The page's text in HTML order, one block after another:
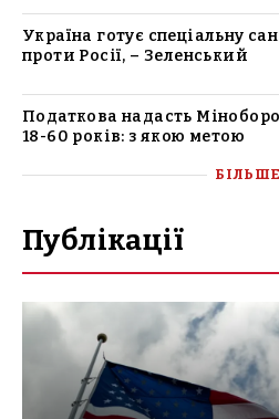
Україна готує спеціальну
проти Росії, – Зеленський
Податкова надасть
18-60 років: з якою метою
БІЛЬШЕ
Публікації